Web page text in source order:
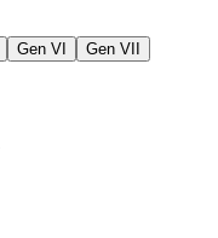
Gen VI
Gen VII